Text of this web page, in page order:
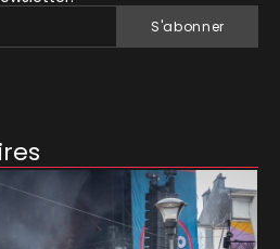
S'abonner